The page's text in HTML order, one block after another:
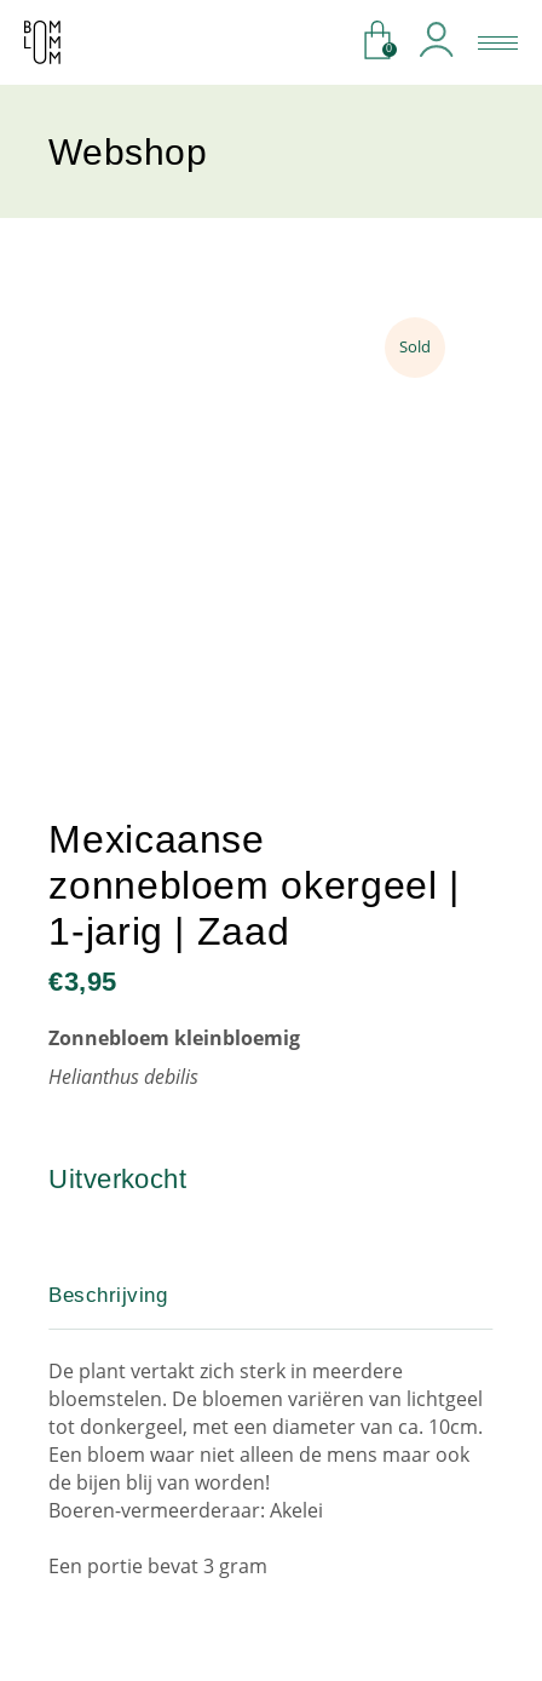
0
Webshop
Sold
Mexicaanse
zonnebloem okergeel |
1-jarig | Zaad
€3,95
Zonnebloem kleinbloemig
Helianthus debilis
Uitverkocht
Beschrijving
De plant vertakt zich sterk in meerdere
bloemstelen. De bloemen variëren van lichtgeel
tot donkergeel, met een diameter van ca. 10cm.
Een bloem waar niet alleen de mens maar ook
de bijen blij van worden!
Boeren-vermeerderaar: Akelei
Een portie bevat 3 gram